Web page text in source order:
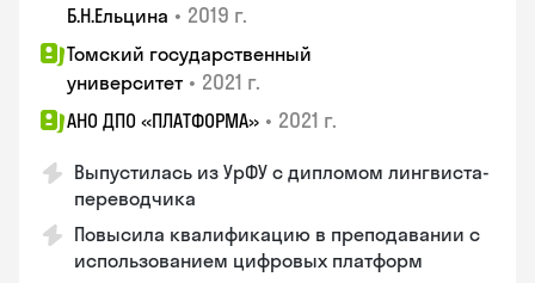
Б.Н.Ельцина • 2019 г.
Томский государственный
университет • 2021 г.
АНО ДПО «ПЛАТФОРМА» • 2021 г.
Выпустилась из УрФУ с дипломом лингвиста-
переводчика
Повысила квалификацию в преподавании с
использованием цифровых платформ